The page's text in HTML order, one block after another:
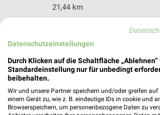
21,44 km
Libauer Straße 21
10245 Berlin
Wörlitz Tourist Berlin
Datenschutzeinstellungen
Durch Klicken auf die Schaltfläche „Ablehnen“
Standardeinstellung nur für unbedingt
beibehalten.
Wir und unsere Partner speichern und/oder greifen
einem Gerät zu, wie z. B. eindeutige IDs in cookie und
Browserspeichern, um personenbezogene Daten zu